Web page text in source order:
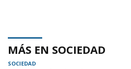
MÁS EN SOCIEDAD
SOCIEDAD